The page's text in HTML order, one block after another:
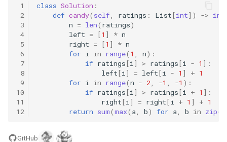
32.2. 从上到下打印二叉树 II
32.3. 从上到下打印二叉树 III
33. 二叉搜索树的后序遍历序
34. 二叉树中和为某一值的路
28. 展平多级双向链表
29. 排序的循环链表
30. 插入、删除和随机访问都
是 O(1) 的容器
31. 最近最少使用缓存
4.9. 二叉搜索树序列
4.10. 检查子树
4.12. 求和路径
5.1. 插入
5.2. 二进制数转字符串
5.3. 翻转数位
1
2
3
4
5
6
7
8
9
10
11
12
class Solution :
def candy( self, ratings : List[int]) -> int
n = len( ratings)
left = [1 ] * n
right = [1 ] * n
for i in range( 1 , n):
if ratings[i] > ratings[i - 1 ]:
left[i] = left[i - 1 ] + 1
for i in range(n - 2, -1 , -1 ):
if ratings[i] > ratings[i + 1 ]:
right[i] = right[i + 1 ] + 1
return sum(max( a, b) for a, b in zip(
GitHub